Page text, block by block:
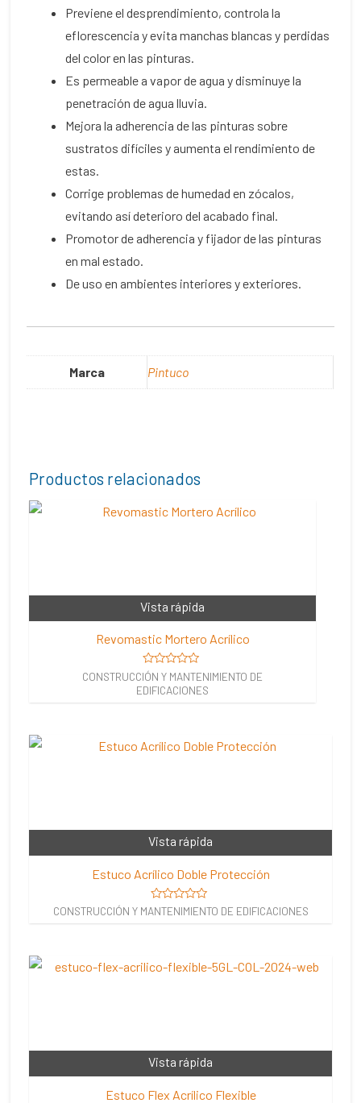
Previene el desprendimiento, controla la
eflorescencia y evita manchas blancas y perdidas
del color en las pinturas.
Es permeable a vapor de agua y disminuye la
penetración de agua lluvia.
Mejora la adherencia de las pinturas sobre
sustratos difíciles y aumenta el rendimiento de
estas.
Corrige problemas de humedad en zócalos,
evitando así deterioro del acabado final.
Promotor de adherencia y fijador de las pinturas
en mal estado.
De uso en ambientes interiores y exteriores.
Marca Pintuco
Productos relacionados
Vista rápida
Revomastic Mortero Acrílico
Valorado
en
0
CONSTRUCCIÓN Y MANTENIMIENTO DE
EDIFICACIONES
Vista rápida
Estuco Acrílico Doble Protección
Valorado
CONSTRUCCIÓN Y MANTENIMIENTO DE EDIFICACIONES
Vista rápida
Estuco Flex Acrílico Flexible